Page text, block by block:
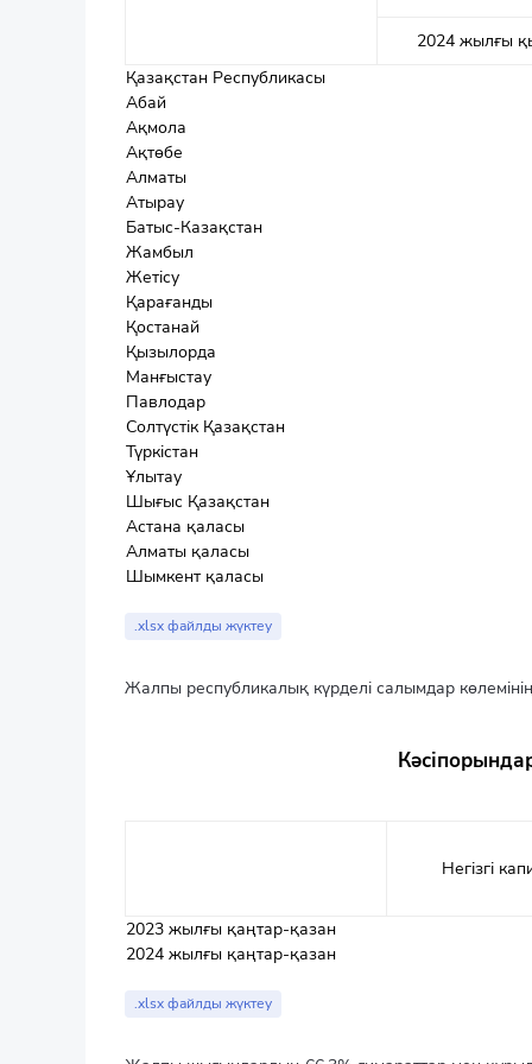
2024 жылғы
Қазақстан Республикасы
Абай
Ақмола
Ақтөбе
Алматы
Атырау
Батыс-Казақстан
Жамбыл
Жетісу
Қарағанды
Қостанай
Қызылорда
Манғыстау
Павлодар
Солтүстік Қазақстан
Түркістан
Ұлытау
Шығыс Қазақстан
Астана қаласы
Алматы қаласы
Шымкент қаласы
.xlsx файлды жүктеу
Жалпы республикалық күрделі салымдар
Негізгі
2023 жылғы қаңтар-қазан
2024 жылғы қаңтар-қазан
.xlsx файлды жүктеу